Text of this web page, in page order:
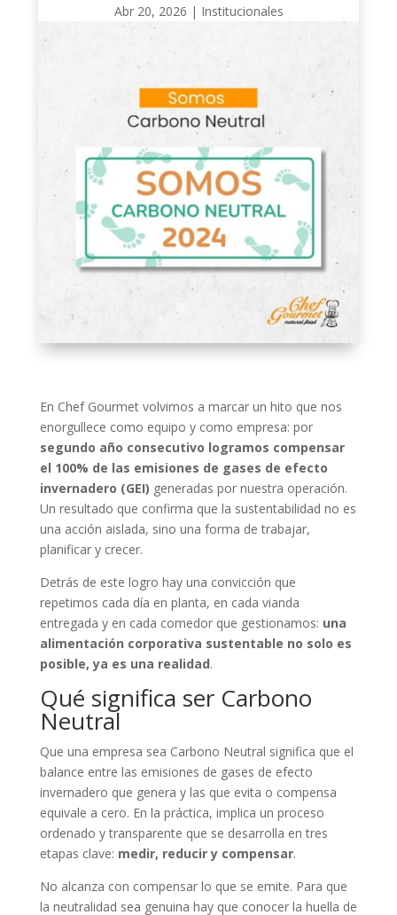
Abr 20, 2026 | Institucionales
En Chef Gourmet volvimos a marcar un hito que nos
enorgullece como equipo y como empresa: por
segundo año consecutivo logramos compensar
el 100% de las emisiones de gases de efecto
invernadero (GEI) generadas por nuestra operación.
Un resultado que confirma que la sustentabilidad no es
una acción aislada, sino una forma de trabajar,
planificar y crecer.
Detrás de este logro hay una convicción que
repetimos cada día en planta, en cada vianda
entregada y en cada comedor que gestionamos: una
alimentación corporativa sustentable no solo es
posible, ya es una realidad.
Qué significa ser Carbono
Neutral
Que una empresa sea Carbono Neutral significa que el
balance entre las emisiones de gases de efecto
invernadero que genera y las que evita o compensa
equivale a cero. En la práctica, implica un proceso
ordenado y transparente que se desarrolla en tres
etapas clave: medir, reducir y compensar.
No alcanza con compensar lo que se emite. Para que
la neutralidad sea genuina hay que conocer la huella de